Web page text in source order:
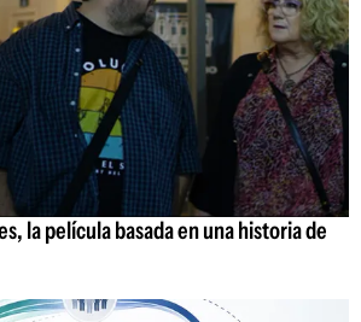
la película basada en una historia de